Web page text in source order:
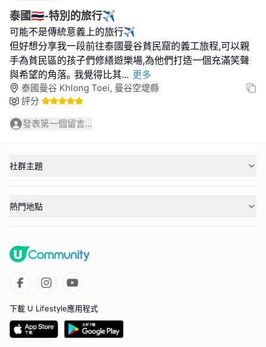
泰國🇹🇭-特別的旅行✈️
可能不是傳統意義上的旅行✈️
但好想分享我一段前往泰國曼谷貧民窟的義工旅程,可以親
手為貧民區的孩子們修繕遊樂場,為他們打造一個充滿笑聲
與希望的角落｡ 我覺得比其... 更多
泰國曼谷 Khlong Toei, 曼谷空堤縣
評分
發表第一個留言...
社群主題
熱門地點
下載 U Lifestyle應用程式